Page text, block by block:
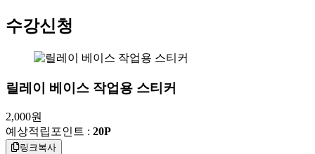
수강신청
릴레이 베이스 작업용 스티커
2,000원
예상적립포인트 : 20P
링크복사